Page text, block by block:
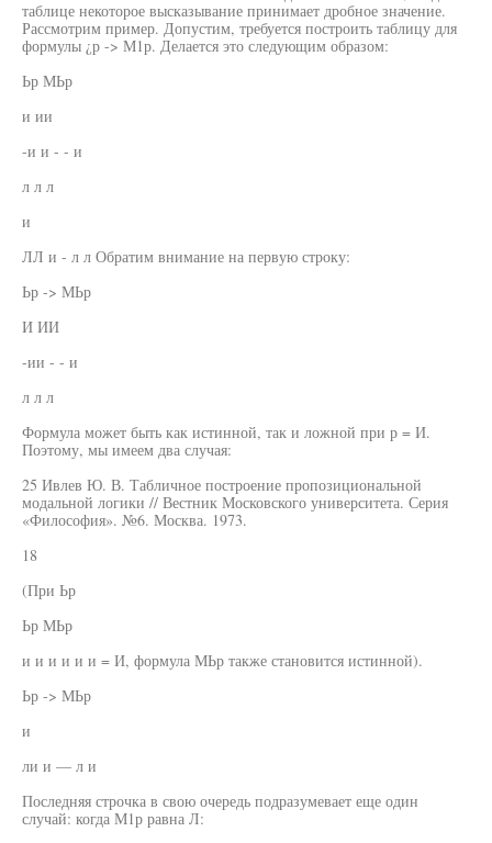
таблице некоторое высказывание принимает дробное значение.
Рассмотрим пример. Допустим, требуется построить таблицу для
формулы ¿р -> М1р. Делается это следующим образом:
Ьр МЬр
и ии
-и и - - и
л л л
и
ЛЛ и - л л Обратим внимание на первую строку:
Ьр -> МЬр
И ИИ
-ии - - и
л л л
Формула может быть как истинной, так и ложной при р = И.
Поэтому, мы имеем два случая:
25 Ивлев Ю. В. Табличное построение пропозициональной
модальной логики // Вестник Московского университета. Серия
«Философия». №6. Москва. 1973.
18
(При Ьр
Ьр МЬр
и и и и и и = И, формула МЬр также становится истинной).
Ьр -> МЬр
и
ли и — л и
Последняя строчка в свою очередь подразумевает еще один
случай: когда М1р равна Л: